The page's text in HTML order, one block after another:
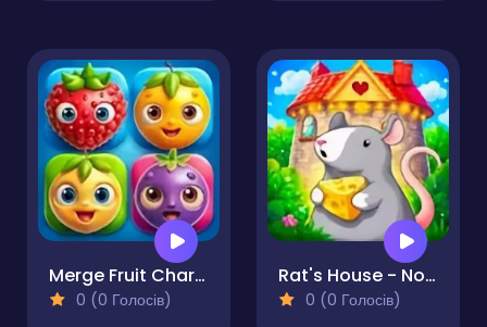
Merge Fruit Characters
0 (0 Голосів)
Rat's House - Nonogram
0 (0 Голосів)